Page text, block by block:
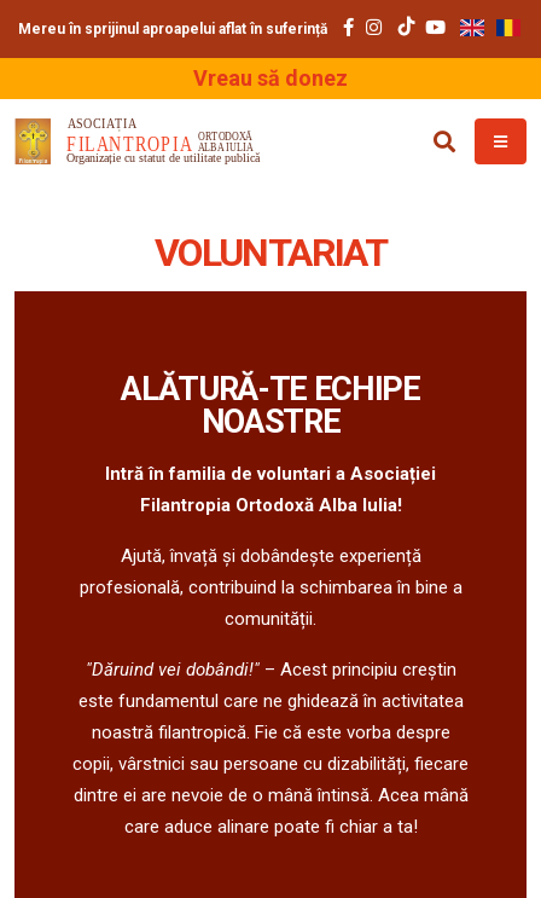
Mereu în sprijinul aproapelui aflat în suferință
Vreau să donez
VOLUNTARIAT
ALĂTURĂ-TE ECHIPE
NOASTRE
Intră în familia de voluntari a Asociației
Filantropia Ortodoxă Alba Iulia!
Ajută, învață și dobândește experiență
profesională, contribuind la schimbarea în bine a
comunității.
"Dăruind vei dobândi!"– Acest principiu creștin
este fundamentul care ne ghidează în activitatea
noastră filantropică. Fie că este vorba despre
copii, vârstnici sau persoane cu dizabilități, fiecare
dintre ei are nevoie de o mână întinsă. Acea mână
care aduce alinare poate fi chiar a ta!